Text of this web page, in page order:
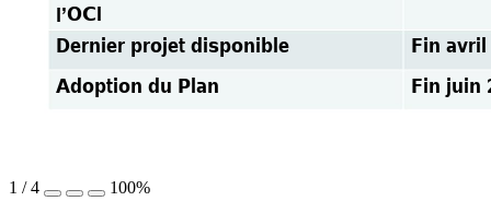
l’OCI
Dernier projet disponible
Fin avril
Adoption du Plan Fin juin
1 /4 100%